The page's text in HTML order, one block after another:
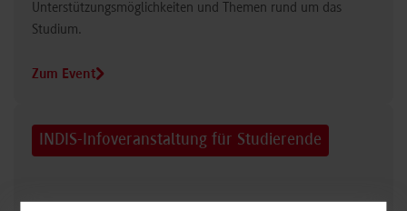
Unterstützungsmöglichkeiten und Themen rund um das
Studium.
Zum Event
INDIS-Infoveranstaltung für Studierende